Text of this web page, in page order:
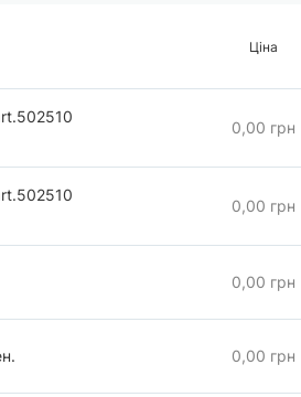
Ціна
0,00 грн
0,00 грн
0,00 грн
0,00 грн